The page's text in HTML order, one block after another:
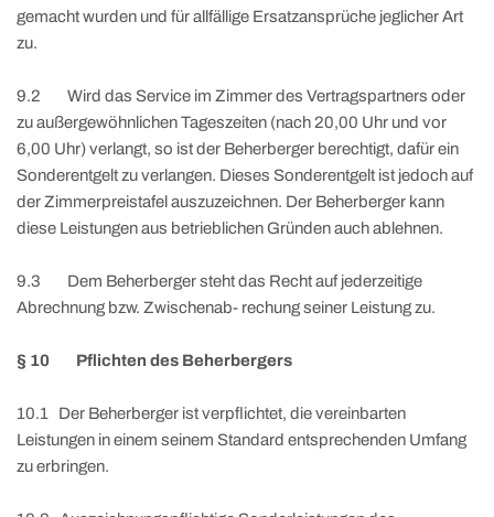
gemacht wurden und für allfällige Ersatzansprüche jeglicher Art
zu.
9.2 Wird das Service im Zimmer des Vertragspartners oder
zu außergewöhnlichen Tageszeiten (nach 20,00 Uhr und vor
6,00 Uhr) verlangt, so ist der Beherberger berechtigt, dafür ein
Sonderentgelt zu verlangen. Dieses Sonderentgelt ist jedoch auf
der Zimmerpreistafel auszuzeichnen. Der Beherberger kann
diese Leistungen aus betrieblichen Gründen auch ablehnen.
9.3 Dem Beherberger steht das Recht auf jederzeitige
Abrechnung bzw. Zwischenab- rechung seiner Leistung zu.
§ 10 Pflichten des Beherbergers
10.1 Der Beherberger ist verpflichtet, die vereinbarten
Leistungen in einem seinem Standard entsprechenden Umfang
zu erbringen.